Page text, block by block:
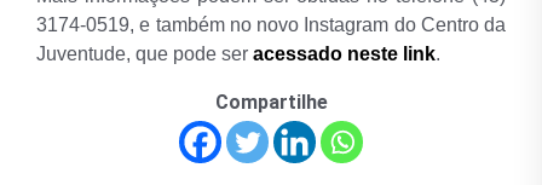
3174-0519, e também no novo Instagram do Centro da
Juventude, que pode ser acessado neste link.
Compartilhe